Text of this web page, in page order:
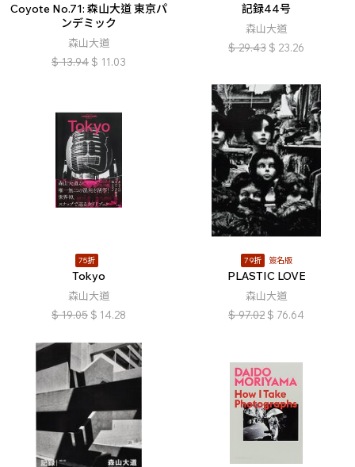
Coyote No.71: 森山大道 東京パ
ンデミック
森山大道
$ 13.94 $ 11.03
記録44号
森山大道
$ 29.43 $ 23.26
75折
Tokyo
森山大道
$ 19.05 $ 14.28
79折 簽名版
PLASTIC LOVE
森山大道
$ 97.02 $ 76.64